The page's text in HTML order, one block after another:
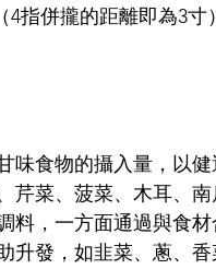
味食物的攝入量，以
芹菜、菠菜、木耳、
料，一方面通過與食
升發，如韭菜、蔥、